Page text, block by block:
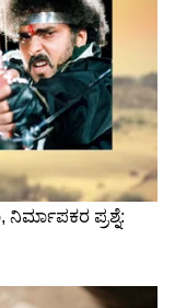
ಮೋದಿ-